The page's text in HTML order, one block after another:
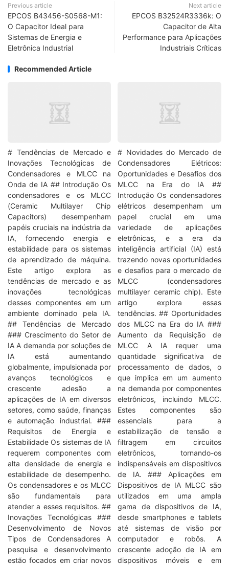
Previous article
EPCOS B43456-S0568-M1:
O Capacitor Ideal para
Sistemas de Energia e
Eletrônica Industrial
Next article
EPCOS B32524R3336k: O
Capacitor de Alta
Performance para Aplicações
Industriais Críticas
Recommended Article
# Tendências de Mercado e
Inovações Tecnológicas de
Condensadores e MLCC na
Onda de IA ## Introdução Os
condensadores e os MLCC
(Ceramic Multilayer Chip
Capacitors) desempenham
papéis cruciais na indústria da
IA, fornecendo energia e
estabilidade para os sistemas
de aprendizado de máquina.
Este artigo explora as
tendências de mercado e as
inovações tecnológicas
desses componentes em um
ambiente dominado pela IA.
## Tendências de Mercado
### Crescimento do Setor de
IA A demanda por soluções de
IA está aumentando
globalmente, impulsionada por
avanços tecnológicos e
crescente adesão a
aplicações de IA em diversos
setores, como saúde, finanças
e automação industrial. ###
Requisitos de Energia e
Estabilidade Os sistemas de IA
requerem componentes com
alta densidade de energia e
estabilidade de desempenho.
Os condensadores e os MLCC
são fundamentais para
atender a esses requisitos. ##
Inovações Tecnológicas ###
Desenvolvimento de Novos
Tipos de Condensadores A
pesquisa e desenvolvimento
estão focados em criar novos
# Novidades do Mercado de
Condensadores Elétricos:
Oportunidades e Desafios dos
MLCC na Era do IA ##
Introdução Os condensadores
elétricos desempenham um
papel crucial em uma
variedade de aplicações
eletrônicas, e a era da
inteligência artificial (IA) está
trazendo novas oportunidades
e desafios para o mercado de
MLCC (condensadores
multilayer ceramic chip). Este
artigo explora essas
tendências. ## Oportunidades
dos MLCC na Era do IA ###
Aumento da Requisição de
MLCC A IA requer uma
quantidade significativa de
processamento de dados, o
que implica em um aumento
na demanda por componentes
eletrônicos, incluindo MLCC.
Estes componentes são
essenciais para a
estabilização de tensão e
filtragem em circuitos
eletrônicos, tornando-os
indispensáveis em dispositivos
de IA. ### Aplicações em
Dispositivos de IA MLCC são
utilizados em uma ampla
gama de dispositivos de IA,
desde smartphones e tablets
até sistemas de visão por
computador e robôs. A
crescente adoção de IA em
dispositivos móveis e em